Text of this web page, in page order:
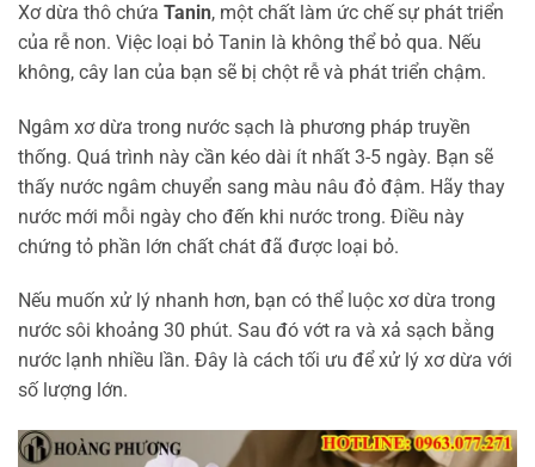
Xơ dừa thô chứa Tanin, một chất làm ức chế sự phát triển
của rễ non. Việc loại bỏ Tanin là không thể bỏ qua. Nếu
không, cây lan của bạn sẽ bị chột rễ và phát triển chậm.
Ngâm xơ dừa trong nước sạch là phương pháp truyền
thống. Quá trình này cần kéo dài ít nhất 3-5 ngày. Bạn sẽ
thấy nước ngâm chuyển sang màu nâu đỏ đậm. Hãy thay
nước mới mỗi ngày cho đến khi nước trong. Điều này
chứng tỏ phần lớn chất chát đã được loại bỏ.
Nếu muốn xử lý nhanh hơn, bạn có thể luộc xơ dừa trong
nước sôi khoảng 30 phút. Sau đó vớt ra và xả sạch bằng
nước lạnh nhiều lần. Đây là cách tối ưu để xử lý xơ dừa với
số lượng lớn.